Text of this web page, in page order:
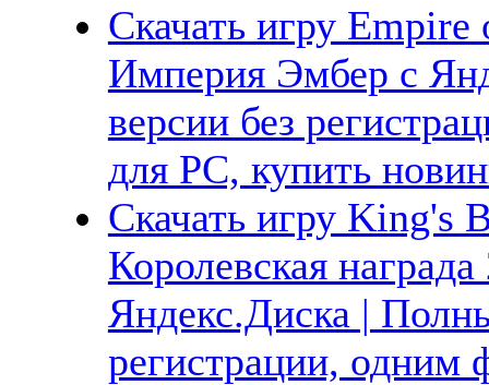
Скачать игру
Империя Эмбер с
версии без
для PC, купить
Скачать игру
Королевская
Яндекс.Диска |
регистрации, одним